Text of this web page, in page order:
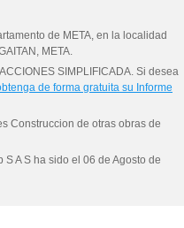
de META, en la localidad
META.
SIMPLIFICADA. Si desea
de forma gratuita su Informe
Construccion de otras obras de
A S ha sido el 06 de Agosto de